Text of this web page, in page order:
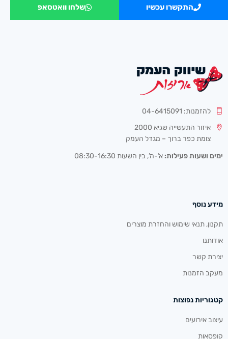
התקשרו עכשיו שלחו וואטסאפ
להזמנות: 04-6415091
איזור התעשייה שגיא 2000
צומת כפר ברוך – מגדל העמק
ימים ושעות פעילות: א’-ה’, בין השעות 08:30-16:30
מידע נוסף
תקנון, תנאי שימוש והחזרת מוצרים
אודותנו
יצירת קשר
מעקב הזמנות
קטגוריות נפוצות
עיצוב אירועים
קופסאות